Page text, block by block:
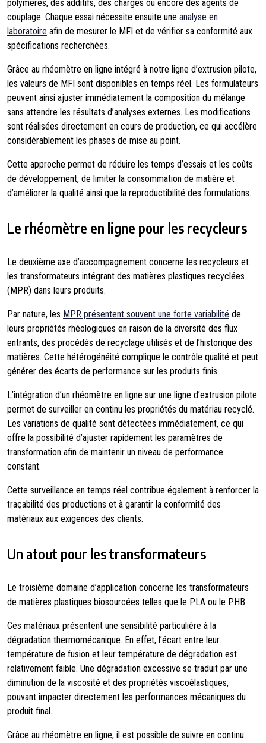
polymères, des additifs, des charges ou encore des agents de
couplage. Chaque essai nécessite ensuite une analyse en
laboratoire afin de mesurer le MFI et de vérifier sa conformité aux
spécifications recherchées.
Grâce au rhéomètre en ligne intégré à notre ligne d’extrusion pilote,
les valeurs de MFI sont disponibles en temps réel. Les formulateurs
peuvent ainsi ajuster immédiatement la composition du mélange
sans attendre les résultats d’analyses externes. Les modifications
sont réalisées directement en cours de production, ce qui accélère
considérablement les phases de mise au point.
Cette approche permet de réduire les temps d’essais et les coûts
de développement, de limiter la consommation de matière et
d’améliorer la qualité ainsi que la reproductibilité des formulations.
Le rhéomètre en ligne pour les recycleurs
Le deuxième axe d’accompagnement concerne les recycleurs et
les transformateurs intégrant des matières plastiques recyclées
(MPR) dans leurs produits.
Par nature, les MPR présentent souvent une forte variabilité de
leurs propriétés rhéologiques en raison de la diversité des flux
entrants, des procédés de recyclage utilisés et de l’historique des
matières. Cette hétérogénéité complique le contrôle qualité et peut
générer des écarts de performance sur les produits finis.
L’intégration d’un rhéomètre en ligne sur une ligne d’extrusion pilote
permet de surveiller en continu les propriétés du matériau recyclé.
Les variations de qualité sont détectées immédiatement, ce qui
offre la possibilité d’ajuster rapidement les paramètres de
transformation afin de maintenir un niveau de performance
constant.
Cette surveillance en temps réel contribue également à renforcer la
traçabilité des productions et à garantir la conformité des
matériaux aux exigences des clients.
Un atout pour les transformateurs
Le troisième domaine d’application concerne les transformateurs
de matières plastiques biosourcées telles que le PLA ou le PHB.
Ces matériaux présentent une sensibilité particulière à la
dégradation thermomécanique. En effet, l’écart entre leur
température de fusion et leur température de dégradation est
relativement faible. Une dégradation excessive se traduit par une
diminution de la viscosité et des propriétés viscoélastiques,
pouvant impacter directement les performances mécaniques du
produit final.
Grâce au rhéomètre en ligne, il est possible de suivre en continu